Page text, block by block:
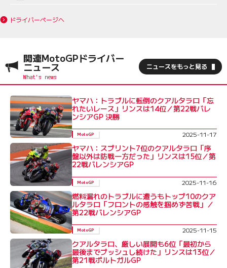
ドライバーページへ
関連MotoGPドライバー
ニュース ニュースをもっと見る
ヤマハ：トラブルに転倒のクアルタラロ「忘
れたいレース」リンスは14位／第22戦バレ
ンシアGP 決勝
MotoGP 2025-11-17
ヤマハ：スプリント7位のクアルタラロ「序
盤以外は防戦一方だった」リンスは15位／第
22戦バレンシアGP
MotoGP 2025-11-16
燃料漏れのトラブルに遭うもトップ10のクア
ルタラロ「フロントの感触を掴めず苦戦」／
第22戦バレンシアGP
MotoGP 2025-11-15
クアルタラロ、厳しい展開も6位「最初から
最後までプッシュし続けた」リンスは13位／
第21戦ポルトガルGP